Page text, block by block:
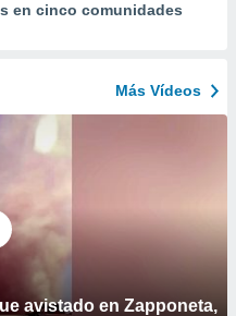
en cinco comunidades
Más Vídeos
avistado en Zapponeta,